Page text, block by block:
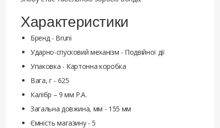
Характеристики
Бренд - Bruni
Ударно-спусковий механізм - Подвійної дії
Упаковка - Картонна коробка
Вага, г - 625
Калібр – 9 мм Р.А.
Загальна довжина, мм - 155 мм
Ємність магазину - 5